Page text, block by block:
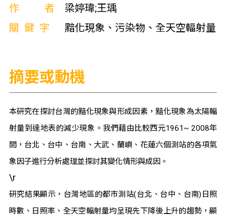
作者
梁婷瑋;王瑀
關鍵字
黯化現象、污染物、全天空輻射量
摘要或動機
本研究在探討台灣的黯化現象與形成因素，黯化現象為太陽輻
射量到達地表的減少現象。我們藉由比較西元1961~ 2008年
間，台北、台中、台南、大武、蘭嶼、花蓮六個測站的各項氣
象因子進行分析處理並探討其變化情形與成因。
\r
研究結果顯示，台灣地區的都市測站(台北、台中、台南) 日照
時數、日照率、全天空輻射量均呈現先下降後上升的趨勢，顯